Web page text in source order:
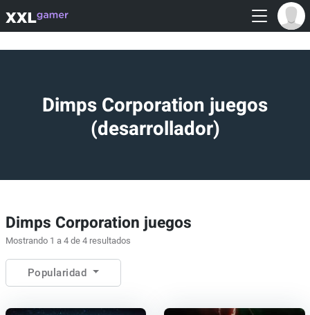
Dimps Corporation juegos
(desarrollador)
Dimps Corporation juegos
Mostrando 1 a 4 de 4 resultados
Popularidad